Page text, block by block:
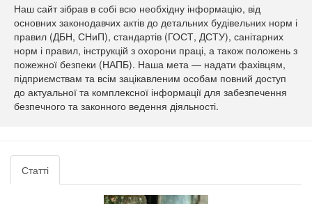
Наш сайт зібрав в собі всю необхідну інформацію, від
основних законодавчих актів до детальних будівельних норм і
правил (ДБН, СНиП), стандартів (ГОСТ, ДСТУ), санітарних
норм і правил, інструкцій з охорони праці, а також положень з
пожежної безпеки (НАПБ). Наша мета — надати фахівцям,
підприємствам та всім зацікавленим особам повний доступ
до актуальної та комплексної інформації для забезпечення
безпечного та законного ведення діяльності.
Статті